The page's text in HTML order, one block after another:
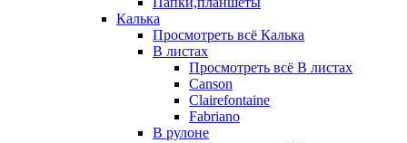
Калька
Просмотреть всё Калька
В листах
Просмотреть всё В листах
Canson
Clairefontaine
Fabriano
В рулоне